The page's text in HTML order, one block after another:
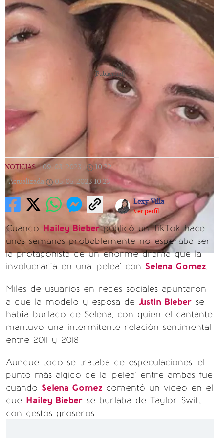
[Publicidad]
NOTICIAS | 09/03/2023 10:22 |
Actualizada
05/05/2023 10:23
Lexy Villa
Ver perfil
Cuando Hailey Bieberpublicó un TikTok hace
unas semanas probablemente no esperaba ser
la protagonista de un enorme drama que la
involucraría en una 'pelea' con Selena Gomez.
Miles de usuarios en redes sociales apuntaron
a que la modelo y esposa de Justin Bieber se
había burlado de Selena, con quien el cantante
mantuvo una intermitente relación sentimental
entre 2011 y 2018
Aunque todo se trataba de especulaciones, el
punto más álgido de la 'pelea' entre ambas fue
cuando Selena Gomez comentó un video en el
que Hailey Bieber se burlaba de Taylor Swift
con gestos groseros.